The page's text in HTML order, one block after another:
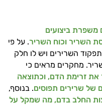
משפרת ביצועים
השריר וכוח השריר. על פי
השרירים ויש לו חלק
מחקרים מראים כי
את זרימת הדם, וכתוצאה
של שרירים תפוסים. בנוסף,
החלב בדם, מה שמקל על